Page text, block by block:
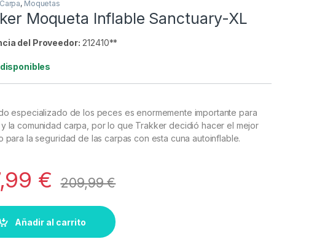
, Moquetas
Moqueta Inflable Sanctuary-XL
del Proveedor: 212410**
disponibles
especializado de los peces es enormemente importante para
la comunidad carpa, por lo que Trakker decidió hacer el mejor
para la seguridad de las carpas con esta cuna autoinflable.
€ 209,99€
Añadir al carrito